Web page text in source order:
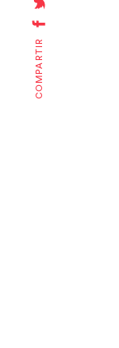
COMPARTIR